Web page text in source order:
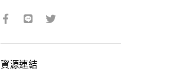
資源連結